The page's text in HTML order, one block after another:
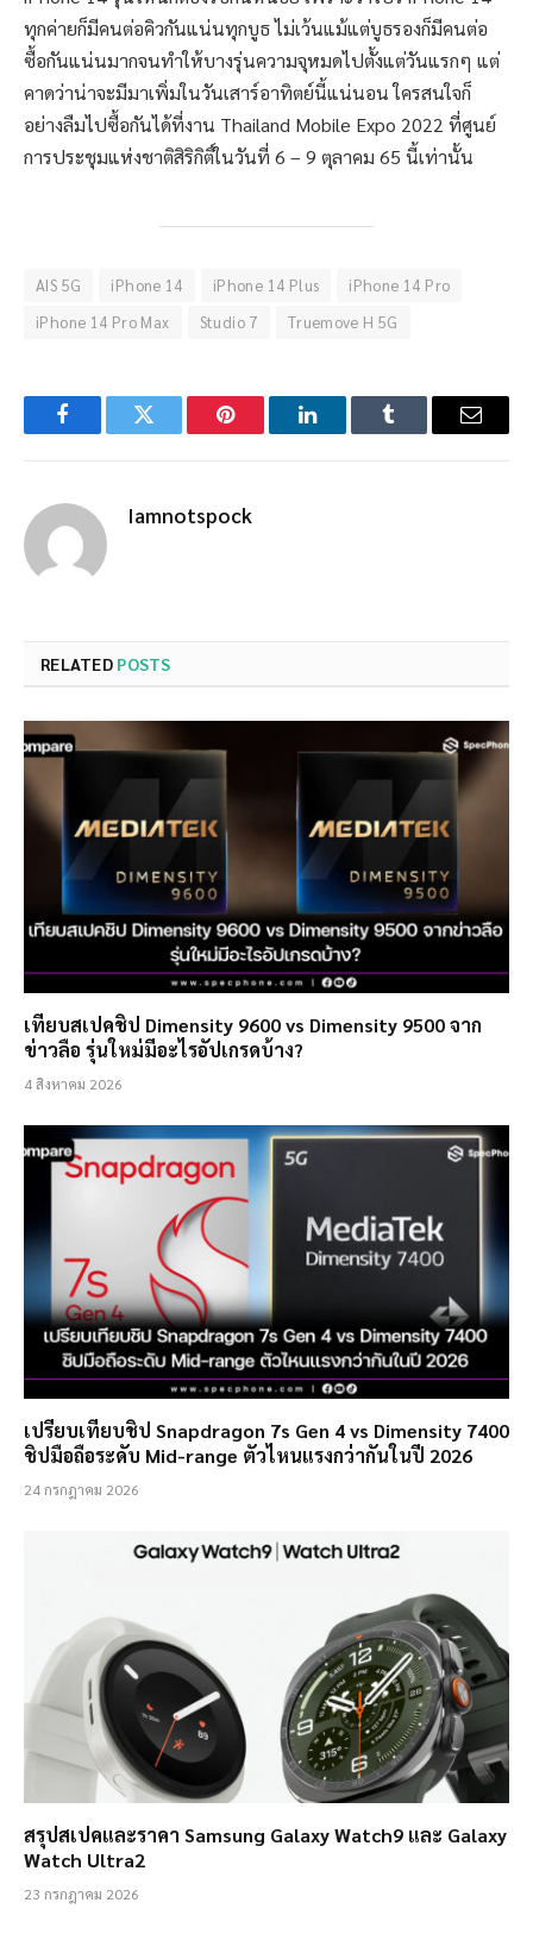
ทุกค่ายก็มีคนต่อคิวกันแน่นทุกบูธ ไม่เว้นแม้แต่บูธรองก็มีคนต่อ
ซื้อกันแน่นมากจนทำให้บางรุ่นความจุหมดไปตั้งแต่วันแรกๆ แต่
คาดว่าน่าจะมีมาเพิ่มในวันเสาร์อาทิตย์นี้แน่นอน ใครสนใจก็
อย่างลืมไปซื้อกันได้ที่งาน Thailand Mobile Expo 2022 ที่ศูนย์
การประชุมแห่งชาติสิริกิติ์ในวันที่ 6 – 9 ตุลาคม 65 นี้เท่านั้น
AIS 5G iPhone 14 iPhone 14 Plus
iPhone 14 Pro
iPhone 14 Pro Max
Studio 7 Truemove H 5G
FacebookTwitter Pinterest LinkedInTumblr Email
Iamnotspock
RELATED POSTS
เทียบสเปคชิป Dimensity 9600 vs Dimensity 9500 จาก
ข่าวลือ รุ่นใหม่มีอะไรอัปเกรดบ้าง?
4 สิงหาคม 2026
เปรียบเทียบชิป Snapdragon 7s Gen 4 vs Dimensity 7400
ชิปมือถือระดับ Mid-range ตัวไหนแรงกว่ากันในปี 2026
24 กรกฎาคม 2026
สรุปสเปคและราคา Samsung Galaxy Watch9 และ Galaxy
Watch Ultra2
23 กรกฎาคม 2026